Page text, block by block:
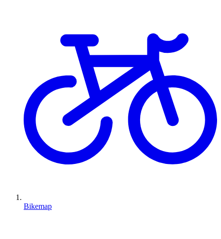
Bikemap